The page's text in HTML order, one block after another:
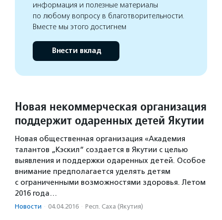
информация и полезные материалы
по любому вопросу в благотворительности.
Вместе мы этого достигнем
Внести вклад
Новая некоммерческая организация
поддержит одаренных детей Якутии
Новая общественная организация «Академия
талантов „Кэскил“ создается в Якутии с целью
выявления и поддержки одаренных детей. Особое
внимание предполагается уделять детям
с ограниченными возможностями здоровья. Летом
2016 года…
Новости · 04.04.2016 · Респ. Саха (Якутия)